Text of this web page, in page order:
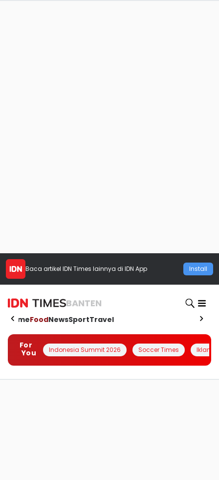
Baca artikel IDN Times lainnya di IDN App Install
BANTEN
HomeFoodNewsSportTravel
For
You
Indonesia Summit 2026 Soccer Times Iklanin